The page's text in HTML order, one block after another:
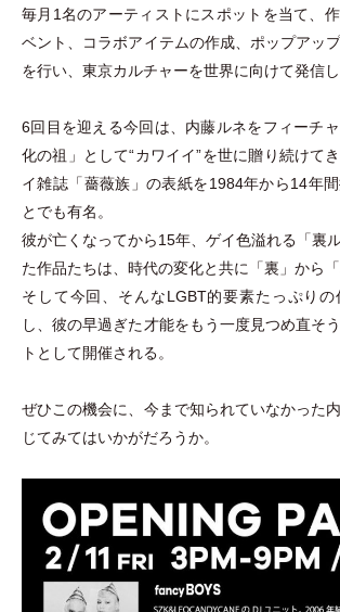
毎月1名のアーティストにスポットを当て、
ベント、コラボアイテムの作成、ポップアッ
を行い、東京カルチャーを世界に向けて発信し
6回目を迎える今回は、内藤ルネをフィーチャ
化の祖 」
として“カワイイ”を世に贈り続けて
イ雑誌 「薔薇族 」の表紙を1984年から14年
とでも有名。
彼が亡くなってから15年、ゲイ色溢れる 「裏
た作品たちは、時代の変化と共に
「裏 」 から 「
そして今回、そんなLGBT的要素たっぷりの
し、彼の早過ぎた才能をもう一度見つめ直そ
トとして開催される。
ぜひこの機会に、今まで知られていなかった
じてみてはいかがだろうか。